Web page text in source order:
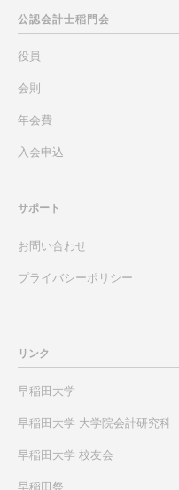
公認会計士稲門会
役員
会則
年会費
入会申込
サポート
お問い合わせ
プライバシーポリシー
リンク
早稲田大学
早稲田大学 大学院会計研究科
早稲田大学 校友会
早稲田祭